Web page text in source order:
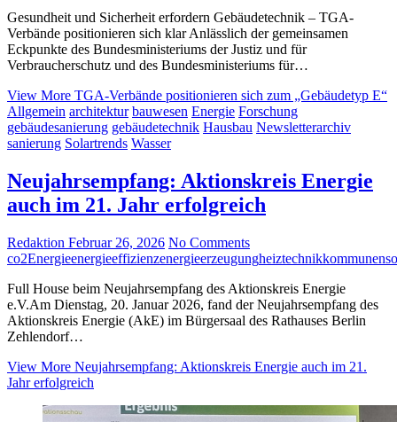
Gesundheit und Sicherheit erfordern Gebäudetechnik – TGA-
Verbände positionieren sich klar Anlässlich der gemeinsamen
Eckpunkte des Bundesministeriums der Justiz und für
Verbraucherschutz und des Bundesministeriums für…
View More TGA-Verbände positionieren sich zum „Gebäudetyp E“
Allgemein architektur bauwesen Energie Forschung
gebäudesanierung gebäudetechnik Hausbau Newsletterarchiv
sanierung Solartrends Wasser
Neujahrsempfang: Aktionskreis Energie
auch im 21. Jahr erfolgreich
Redaktion Februar 26, 2026 No Comments
co2Energieenergieeffizienzenergieerzeugungheiztechnikkommunen
Full House beim Neujahrsempfang des Aktionskreis Energie
e.V.Am Dienstag, 20. Januar 2026, fand der Neujahrsempfang des
Aktionskreis Energie (AkE) im Bürgersaal des Rathauses Berlin
Zehlendorf…
View More Neujahrsempfang: Aktionskreis Energie auch im 21.
Jahr erfolgreich